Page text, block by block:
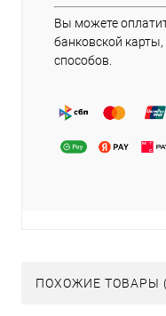
Вы можете
банковской
способов.
ПОХОЖИЕ ТОВАРЫ